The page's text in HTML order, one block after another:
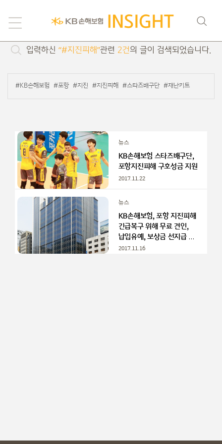
입력하신 “#지진피해”관련 2건의 글이 검색되었습니다.
#KB손해보험 #포항 #지진 #지진피해 #스타즈배구단 #재난키트
뉴스
KB손해보험 스타즈배구단,
포항지진피해 구호성금 지원
2017.11.22
뉴스
KB손해보험, 포항 지진피해
긴급복구 위해 무료 견인,
납입유예, 보상금 선지급 등
지원 실시
2017.11.16